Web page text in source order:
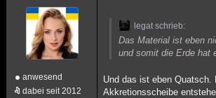
anwesend
dabei seit 2012
legat schrieb:
Das Material ist eben
und somit die Erde hat
Und das ist eben
Akkretionsscheibe